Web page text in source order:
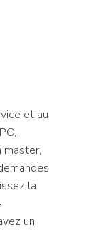
et au
la
un